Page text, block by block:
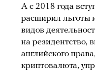
А с 2018 года
расширил льготы
видов
на резидентство,
английского
криптовалюта,